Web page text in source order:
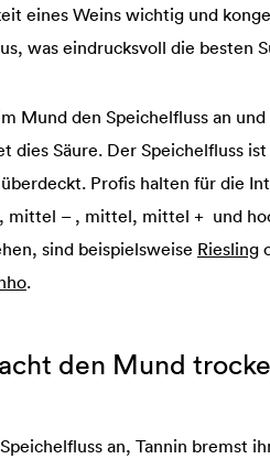
eines Weins wichtig und
was eindrucksvoll die besten
Mund den Speichelfluss an
dies Säure. Der Speichelfluss
Profis halten für die
mittel – , mittel, mittel + und
sind beispielsweise Riesling
.
den Mund
an, Tannin bremst